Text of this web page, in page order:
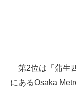
第2位は「蒲生
にあるOsaka